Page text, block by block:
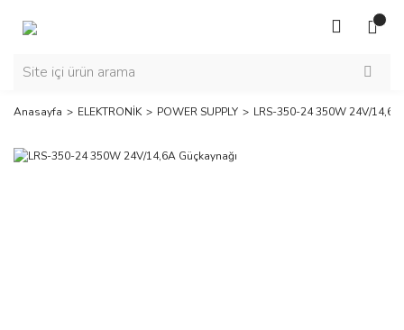
Anasayfa ELEKTRONİK POWER SUPPLY LRS-350-24 350W 24V/14,6A